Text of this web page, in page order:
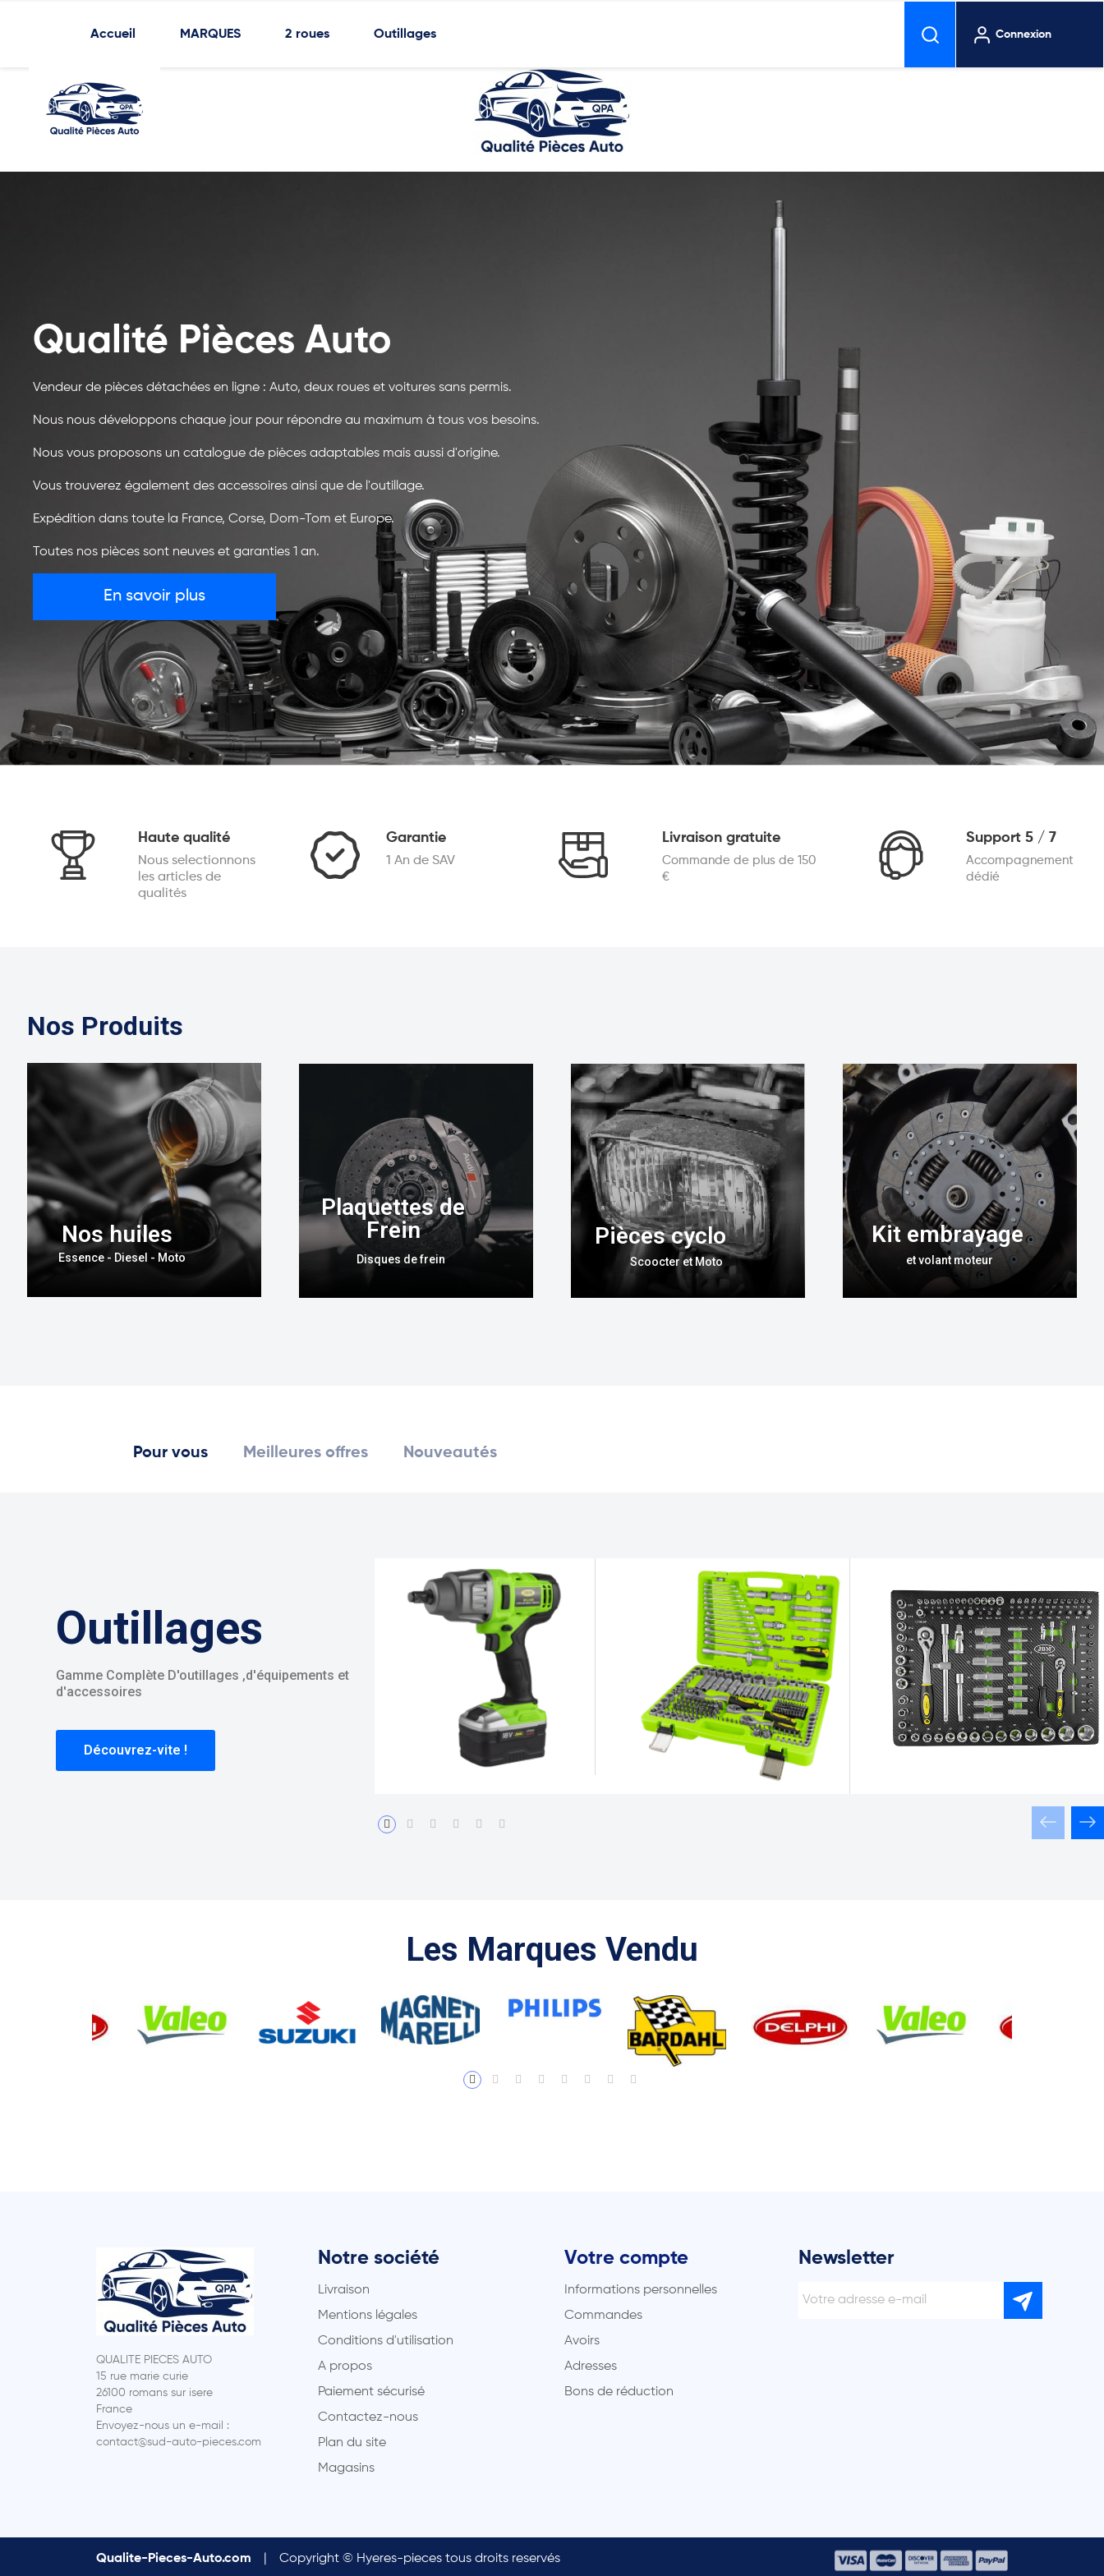
Accueil MARQUES 2 roues Outillages Connexion
Qualité Pièces Auto
Vendeur de pièces détachées en ligne : Auto, deux roues et voitures sans permis.
Nous nous développons chaque jour pour répondre au maximum à tous vos besoins.
Nous vous proposons un catalogue de pièces adaptables mais aussi d'origine.
Vous trouverez également des accessoires ainsi que de l'outillage.
Expédition dans toute la France, Corse, Dom-Tom et Europe.
Toutes nos pièces sont neuves et garanties 1 an.
En savoir plus
Haute qualité
Nous selectionnons
les articles de
qualités
Garantie
1 An de SAV
Livraison gratuite
Commande de plus de 150
€
Support 5 / 7
Accompagnement
dédié
Nos Produits
Nos huiles
Essence - Diesel - Moto
Plaquettes de
Frein
Disques de frein
Pièces cyclo
Scoocter et Moto
Kit embrayage
et volant moteur
Pour vous Meilleures offres Nouveautés
Outillages
Gamme Complète D'outillages ,d'équipements et
d'accessoires
Découvrez-vite !
Les Marques Vendu
QUALITE PIECES AUTO
15 rue marie curie
26100 romans sur isere
France
Envoyez-nous un e-mail :
contact@sud-auto-pieces.com
Notre société
Livraison
Mentions légales
Conditions d'utilisation
A propos
Paiement sécurisé
Contactez-nous
Plan du site
Magasins
Votre compte
Informations personnelles
Commandes
Avoirs
Adresses
Bons de réduction
Newsletter
Qualite-Pieces-Auto.com Copyright © Hyeres-pieces tous droits reservés